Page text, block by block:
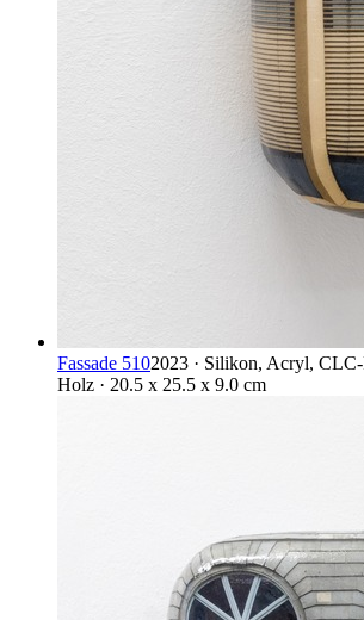
Fassade 5102023 · Silikon, Acryl,
Holz · 20.5 x 25.5 x 9.0 cm